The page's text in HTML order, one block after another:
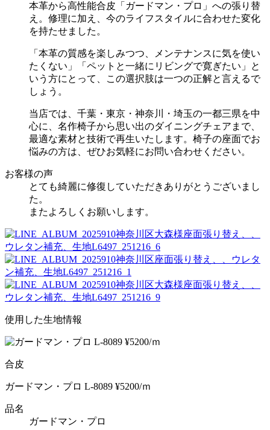
本革から高性能合皮「ガードマン・プロ」への張り替
え。修理に加え、今のライフスタイルに合わせた変化
を持たせました。
「本革の質感を楽しみつつ、メンテナンスに気を使い
たくない」「ペットと一緒にリビングで寛ぎたい」と
いう方にとって、この選択肢は一つの正解と言えるで
しょう。
当店では、千葉・東京・神奈川・埼玉の一都三県を中
心に、名作椅子から思い出のダイニングチェアまで、
最適な素材と技術で再生いたします。椅子の座面でお
悩みの方は、ぜひお気軽にお問い合わせください。
お客様の声
とても綺麗に修復していただきありがとうございまし
た。
またよろしくお願いします。
使用した生地情報
合皮
ガードマン・プロ L-8089 ¥5200/ｍ
品名
ガードマン・プロ